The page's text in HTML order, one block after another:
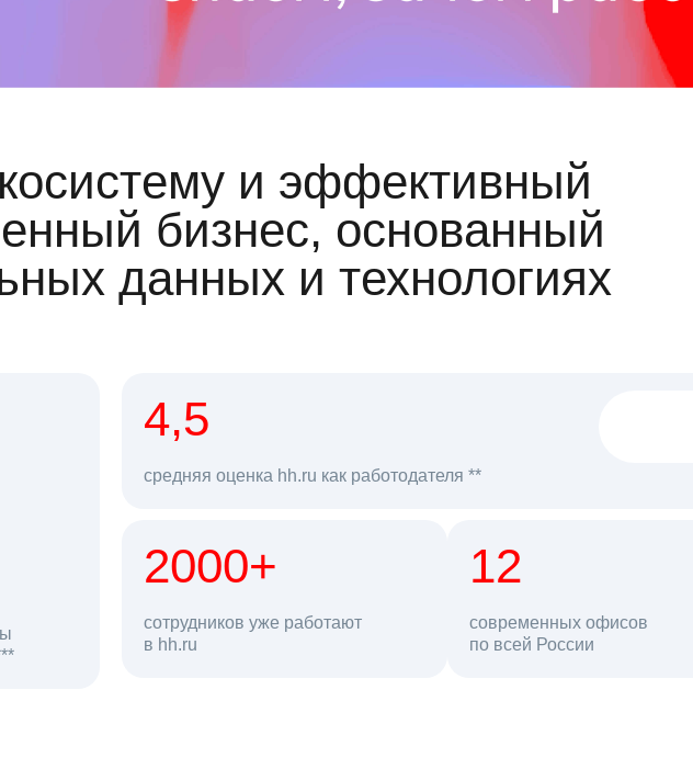
и эффективный
бизнес, основанный
данных и технологиях
4,5
средняя оценка hh.ru как работодателя **
2000+
сотрудников уже работают
в hh.ru
68 млн 12
современных офисов
по всей Россиипользователей